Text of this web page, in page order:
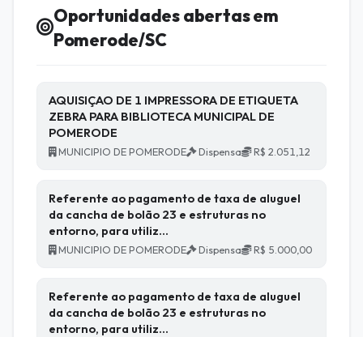
Oportunidades abertas em
Pomerode/SC
AQUISIÇAO DE 1 IMPRESSORA DE ETIQUETA
ZEBRA PARA BIBLIOTECA MUNICIPAL DE
POMERODE
MUNICIPIO DE POMERODE Dispensa R$ 2.051,12
Referente ao pagamento de taxa de aluguel
da cancha de bolão 23 e estruturas no
entorno, para utiliz…
MUNICIPIO DE POMERODE Dispensa R$ 5.000,00
Referente ao pagamento de taxa de aluguel
da cancha de bolão 23 e estruturas no
entorno, para utiliz…